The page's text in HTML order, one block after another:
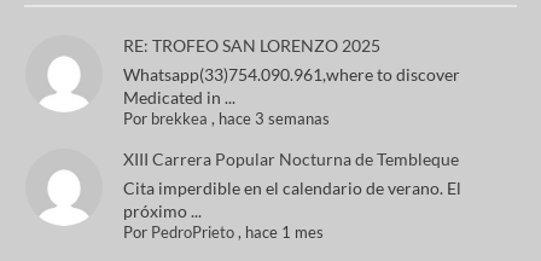
RE: TROFEO SAN LORENZO 2025
Whatsapp(33)754.090.961,where to discover
Medicated in ...
Por brekkea , hace 3 semanas
XIII Carrera Popular Nocturna de Tembleque
Cita imperdible en el calendario de verano. El
próximo ...
Por PedroPrieto, hace 1 mes